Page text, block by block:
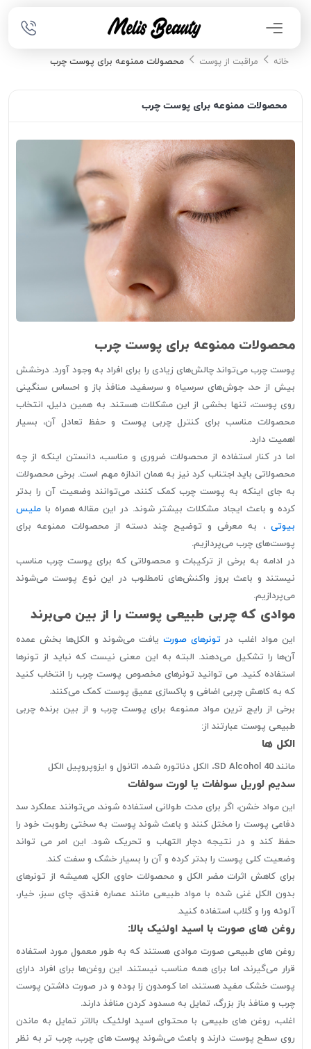
خانه مراقبت از پوست محصولات ممنوعه برای پوست چرب
محصولات ممنوعه برای پوست چرب
محصولات ممنوعه برای پوست چرب
پوست چرب می‌تواند چالش‌های زیادی را برای افراد به وجود آورد. درخشش
بیش از حد، جوش‌های سرسیاه و سرسفید، منافذ باز و احساس سنگینی
روی پوست، تنها بخشی از این مشکلات هستند. به همین دلیل، انتخاب
محصولات مناسب برای کنترل چربی پوست و حفظ تعادل آن، بسیار
اهمیت دارد.
اما در کنار استفاده از محصولات ضروری و مناسب، دانستن اینکه از چه
محصولاتی باید اجتناب کرد نیز به همان اندازه مهم است. برخی محصولات
به جای اینکه به پوست چرب کمک کنند، می‌توانند وضعیت آن را بدتر
کرده و باعث ایجاد مشکلات بیشتر شوند. در این مقاله همراه با ملیس
بیوتی ، به معرفی و توضیح چند دسته از محصولات ممنوعه برای
پوست‌های چرب می‌پردازیم.
در ادامه به برخی از ترکیبات و محصولاتی که برای پوست چرب مناسب
نیستند و باعث بروز واکنش‌های نامطلوب در این نوع پوست می‌شوند
می‌پردازیم.
موادی که چربی طبیعی پوست را از بین می‌برند
این مواد اغلب در تونرهای صورتیافت می‌شوند و الکل‌ها بخش عمده
آن‌ها را تشکیل می‌دهند. البته به این معنی نیست که نباید از تونرها
استفاده کنید. می توانید تونرهای مخصوص پوست چرب را انتخاب کنید
که به کاهش چربی اضافی و پاکسازی عمیق پوست کمک می‌کنند.
برخی از رایج ترین مواد ممنوعه برای پوست چرب و از بین برنده چربی
طبیعی پوست عبارتند از:
الکل ها
مانند SD Alcohol 40، الکل دناتوره شده، اتانول و ایزوپروپیل الکل
سدیم لوریل سولفات یا لورت سولفات
این مواد خشن، اگر برای مدت طولانی استفاده شوند، می‌توانند عملکرد سد
دفاعی پوست را مختل کنند و باعث شوند پوست به سختی رطوبت خود را
حفظ کند و در نتیجه دچار التهاب و تحریک شود. این امر می تواند
وضعیت کلی پوست را بدتر کرده و آن را بسیار خشک و سفت کند.
برای کاهش اثرات مضر الکل و محصولات حاوی الکل، همیشه از تونرهای
بدون الکل غنی شده با مواد طبیعی مانند عصاره فندق، چای سبز، خیار،
آلوئه ورا و گلاب استفاده کنید.
روغن های صورت با اسید اولئیک بالا:
روغن های طبیعی صورت موادی هستند که به طور معمول مورد استفاده
قرار می‌گیرند، اما برای همه مناسب نیستند. این روغن‌ها برای افراد دارای
پوست خشک مفید هستند، اما کومدون زا بوده و در صورت داشتن پوست
چرب و منافذ باز بزرگ، تمایل به مسدود کردن منافذ دارند.
اغلب، روغن های طبیعی با محتوای اسید اولئیک بالاتر تمایل به ماندن
روی سطح پوست دارند و باعث می‌شوند پوست های چرب، چرب تر به نظر